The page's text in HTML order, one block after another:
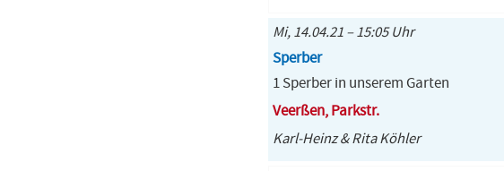
Mi, 14.04.21 – 15:05 Uhr
Sperber
1 Sperber in unserem Garten
Veerßen, Parkstr.
Karl-Heinz & Rita Köhler